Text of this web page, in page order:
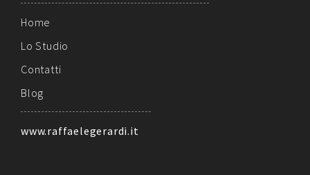
Home
Lo Studio
Contatti
Blog
www.raffaelegerardi.it